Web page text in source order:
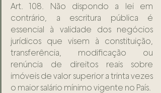
Art. 108. Não dispondo a lei em
contrário, a escritura pública é
essencial à validade dos negócios
jurídicos que visem à constituição,
transferência, modificação ou
renúncia de direitos reais sobre
imóveis de valor superior a trinta vezes
o maior salário mínimo vigente no País.